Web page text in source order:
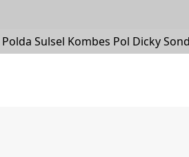
Sulsel Kombes Pol Dicky